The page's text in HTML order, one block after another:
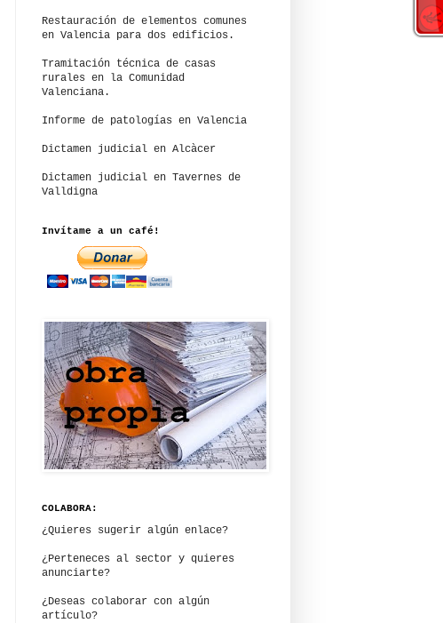
Restauración de elementos comunes
en Valencia para dos edificios.
Tramitación técnica de casas
rurales en la Comunidad
Valenciana.
Informe de patologías en Valencia
Dictamen judicial en Alcàcer
Dictamen judicial en Tavernes de
Valldigna
Invítame a un café!
COLABORA:
¿Quieres sugerir algún enlace?
¿Perteneces al sector y quieres
anunciarte?
¿Deseas colaborar con algún
artículo?